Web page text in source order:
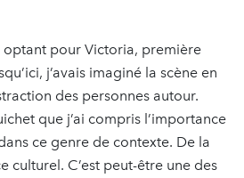
optant pour Victoria, première
j’avais imaginé la scène en
des personnes autour.
que j’ai compris l’importance
ce genre de contexte. De la
culturel. C’est peut-être une des